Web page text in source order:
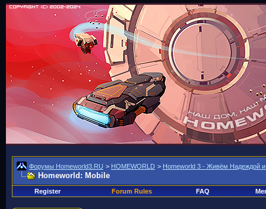
Форумы Homeworld3.RU > HOMEWORLD > Homeworld 3 - Живём Надеждой
Homeworld: Mobile
Register Forum Rules FAQ